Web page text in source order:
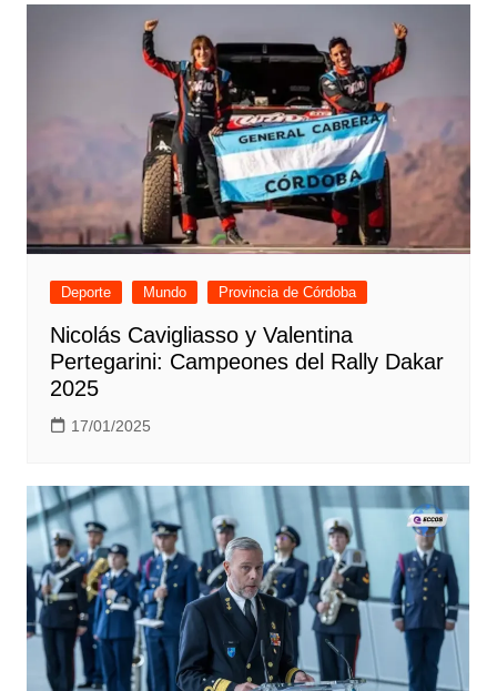
Deporte Mundo Provincia de Córdoba
Nicolás Cavigliasso y Valentina
Pertegarini: Campeones del Rally Dakar
2025
17/01/2025